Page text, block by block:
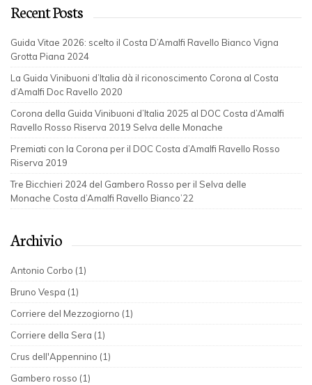
Recent Posts
Guida Vitae 2026: scelto il Costa D’Amalfi Ravello Bianco Vigna
Grotta Piana 2024
La Guida Vinibuoni d’Italia dà il riconoscimento Corona al Costa
d’Amalfi Doc Ravello 2020
Corona della Guida Vinibuoni d’Italia 2025 al DOC Costa d’Amalfi
Ravello Rosso Riserva 2019 Selva delle Monache
Premiati con la Corona per il DOC Costa d’Amalfi Ravello Rosso
Riserva 2019
Tre Bicchieri 2024 del Gambero Rosso per il Selva delle
Monache Costa d’Amalfi Ravello Bianco’22
Archivio
Antonio Corbo (1)
Bruno Vespa (1)
Corriere del Mezzogiorno (1)
Corriere della Sera (1)
Crus dell'Appennino (1)
Gambero rosso (1)